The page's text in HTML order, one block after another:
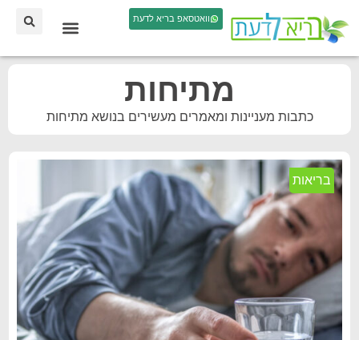
וואטסאפ בריא לדעת
מתיחות
כתבות מעניינות ומאמרים מעשירים בנושא מתיחות
בריאות